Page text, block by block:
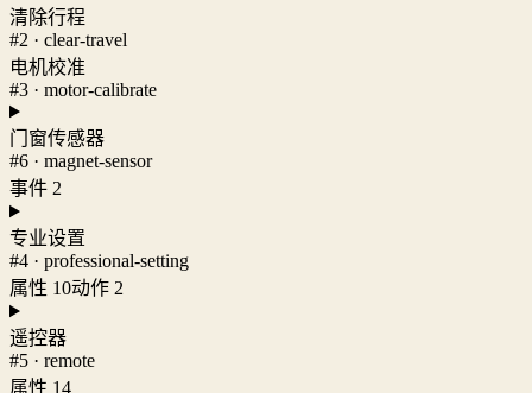
清除行程
#2 · clear-travel
电机校准
#3 · motor-calibrate
门窗传感器
#6 · magnet-sensor
事件 2
专业设置
#4 · professional-setting
属性 10动作 2
遥控器
#5 · remote
属性 14